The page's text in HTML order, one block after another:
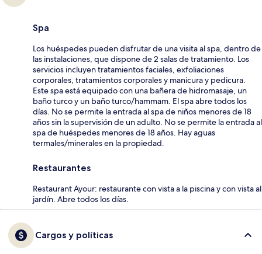
Spa
Los huéspedes pueden disfrutar de una visita al spa, dentro de
las instalaciones, que dispone de 2 salas de tratamiento. Los
servicios incluyen tratamientos faciales, exfoliaciones
corporales, tratamientos corporales y manicura y pedicura.
Este spa está equipado con una bañera de hidromasaje, un
baño turco y un baño turco/hammam. El spa abre todos los
días. No se permite la entrada al spa de niños menores de 18
años sin la supervisión de un adulto. No se permite la entrada al
spa de huéspedes menores de 18 años. Hay aguas
termales/minerales en la propiedad.
Restaurantes
Restaurant Ayour: restaurante con vista a la piscina y con vista al
jardín. Abre todos los días.
Cargos y políticas